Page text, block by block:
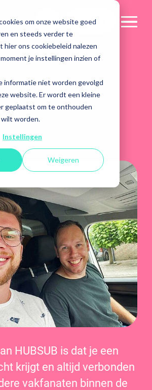
om onze website goed
en steeds verder te
hier ons cookiebeleid nalezen
je instellingen inzien of
informatie niet worden gevolgd
website. Er wordt een kleine
geplaatst om te onthouden
worden.
Instellingen
Weigeren
Contact
DAVID
HUBSUB is dat je een
krijgt en altijd verbonden
vakfanaten binnen de